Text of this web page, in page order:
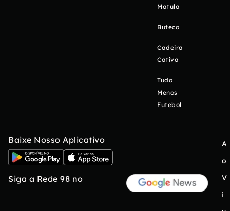
Matula
Buteco
Cadeira
Cativa
Tudo
Menos
Futebol
Baixe Nosso Aplicativo
Siga a Rede 98 no
A
o
V
i